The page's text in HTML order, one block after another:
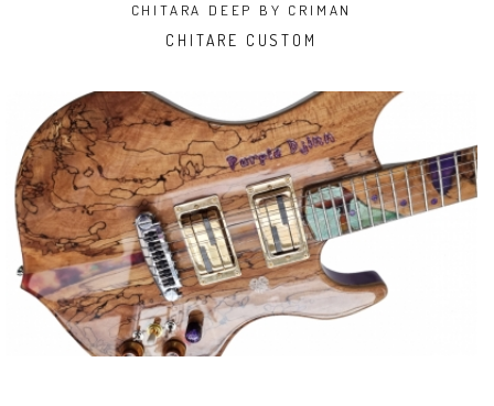
CHITARA DEEP BY CRIMAN
CHITARE CUSTOM